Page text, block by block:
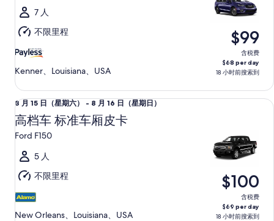
（星
期
五）
至
8
15
日
（星
期
7 人
不限里程
Kenner、Louisiana、USA
$99
含税费
$68 per day
18 小时前搜索到
8
月
15
（星
期
六）
至
8
8 月 15 日（星期六） - 8 月 16 日（星期日）
高档车 标准车厢皮卡
Ford F150
5 人
不限里程
New Orleans、Louisiana、USA
$100
含税费
$69 per day
18 小时前搜索到
高档车 标准车厢皮卡 Ford F150